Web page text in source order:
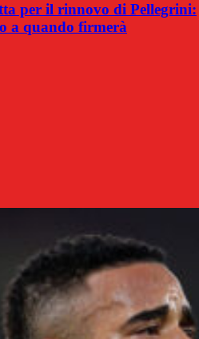
per il rinnovo di Pellegrini:
a quando firmerà